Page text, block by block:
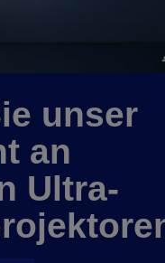
unser
an
Ultra-